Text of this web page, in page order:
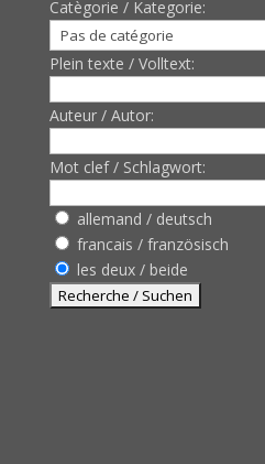
Catègorie / Kategorie:
Plein texte / Volltext:
Auteur / Autor:
Mot clef / Schlagwort:
allemand / deutsch
francais / französisch
les deux / beide